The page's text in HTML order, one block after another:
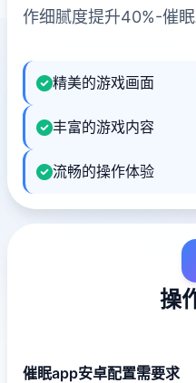
作细腻度提升40%-催眠
精美的游戏画面
丰富的游戏内容
流畅的操作体验
操
催眠app安卓配置需要求